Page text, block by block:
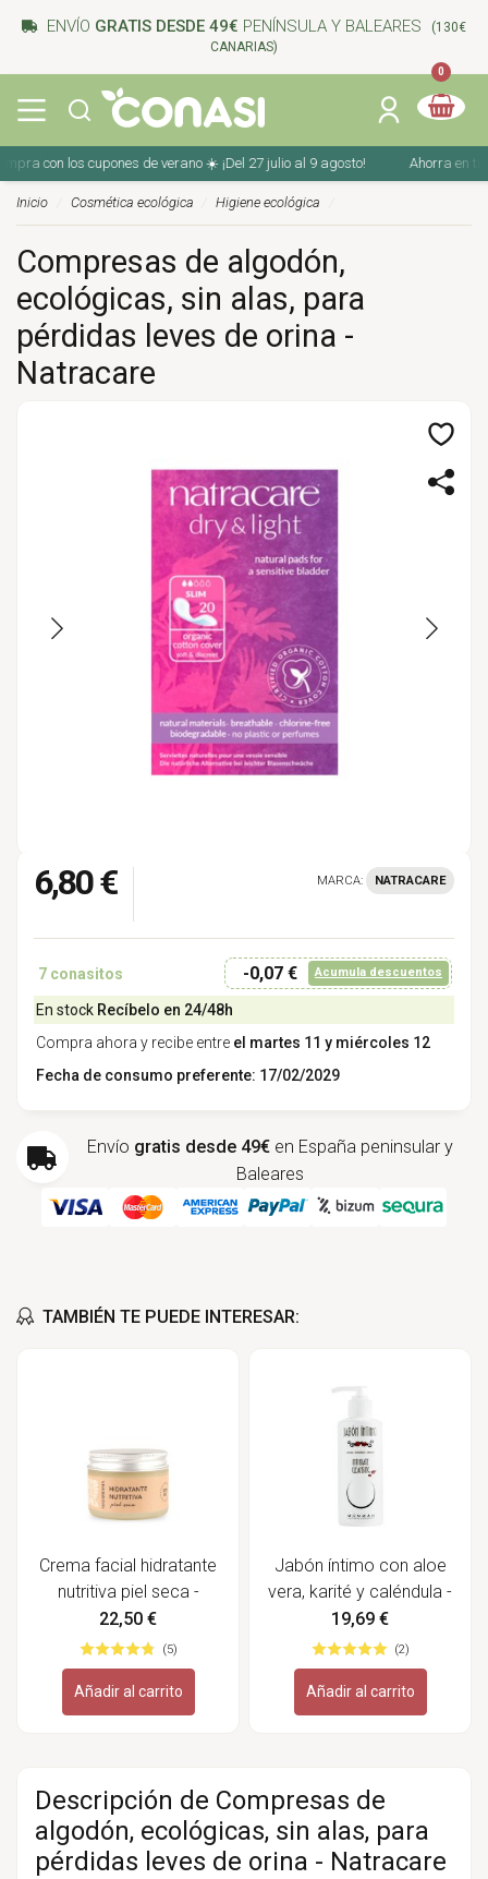
ENVÍO GRATIS DESDE 49€ PENÍNSULA Y BALEARES
(130€
CANARIAS)
0
con los cupones de verano ☀️ ¡Del 27 julio al 9 agosto! Ahorra en tu
Inicio Cosmética ecológica Higiene ecológica
Compresas de algodón,
ecológicas, sin alas, para
pérdidas leves de orina -
Natracare
6,80 € MARCA: NATRACARE
7 conasitos -0,07 € Acumula descuentos
En stock Recíbelo en 24/48h
Compra ahora y recibe entre el martes 11 y miércoles 12
Fecha de consumo preferente: 17/02/2029
Envío gratis desde 49€ en España peninsular y
Baleares
TAMBIÉN TE PUEDE INTERESAR:
Crema facial hidratante
nutritiva piel seca -
Matarrania
22,50 €
(5)
Añadir al carrito
Jabón íntimo con aloe
vera, karité y caléndula -
Münnah
19,69 €
(2)
Añadir al carrito
Descripción de Compresas de
algodón, ecológicas, sin alas, para
pérdidas leves de orina - Natracare